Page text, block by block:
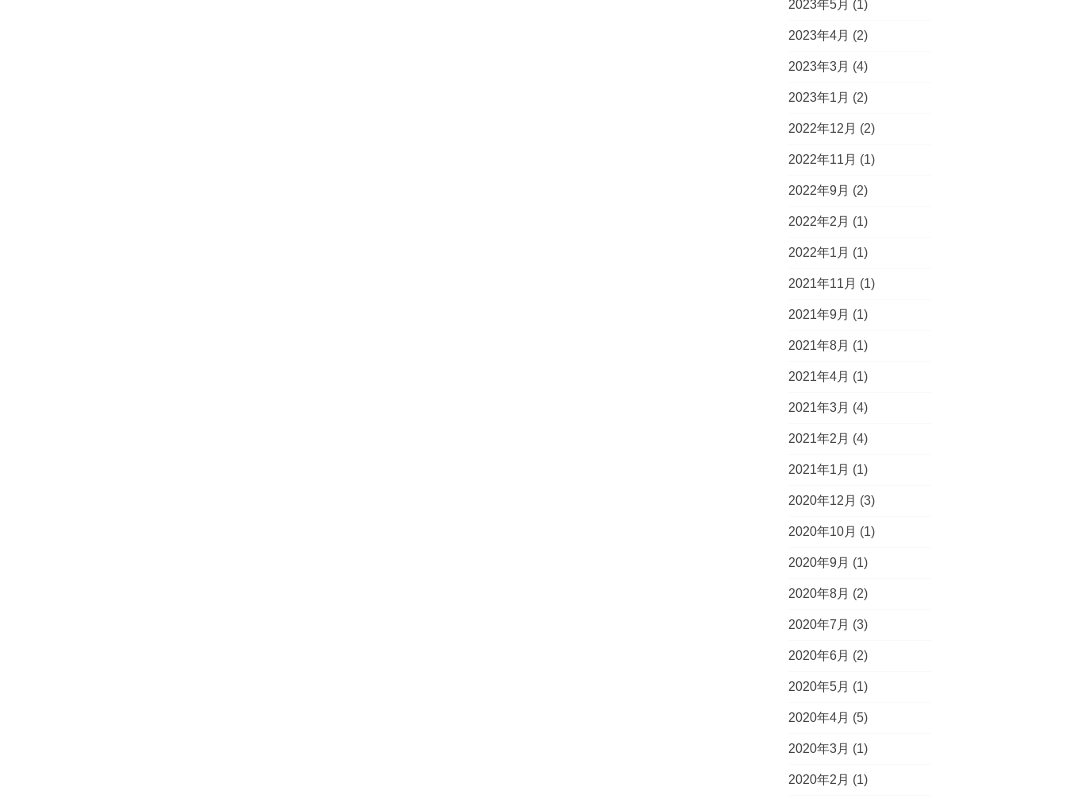
2023年5月 (1)
2023年4月 (2)
2023年3月 (4)
2023年1月 (2)
2022年12月 (2)
2022年11月 (1)
2022年9月 (2)
2022年2月 (1)
2022年1月 (1)
2021年11月 (1)
2021年9月 (1)
2021年8月 (1)
2021年4月 (1)
2021年3月 (4)
2021年2月 (4)
2021年1月 (1)
2020年12月 (3)
2020年10月 (1)
2020年9月 (1)
2020年8月 (2)
2020年7月 (3)
2020年6月 (2)
2020年5月 (1)
2020年4月 (5)
2020年3月 (1)
2020年2月 (1)